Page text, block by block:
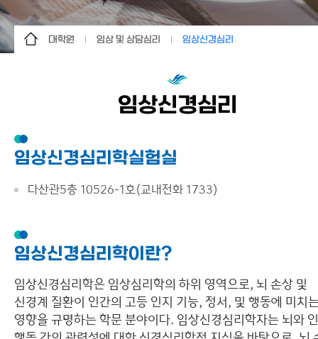
대학원
대학원
커뮤니티
임상 및 상담심리
임상 및 상담심리
지각 및 인지심리
사회 및 범죄 심리
임상신경심리
상담 및 임상심리
임상신경심리
임상신경심리학실험실
다산관5층 10526-1호(교내전화 1733)
임상신경심리학이란?
임상신경심리학은 임상심리학의 하위 영역으로, 뇌 손상 및
신경계 질환이 인간의 고등 인지 기능, 정서, 및 행동에 미치
영향을 규명하는 학문 분야이다. 임상신경심리학자는 뇌와